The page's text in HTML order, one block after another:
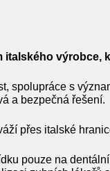
italského výrobce,
spolupráce s
a bezpečná řešení.
přes italské
pouze na